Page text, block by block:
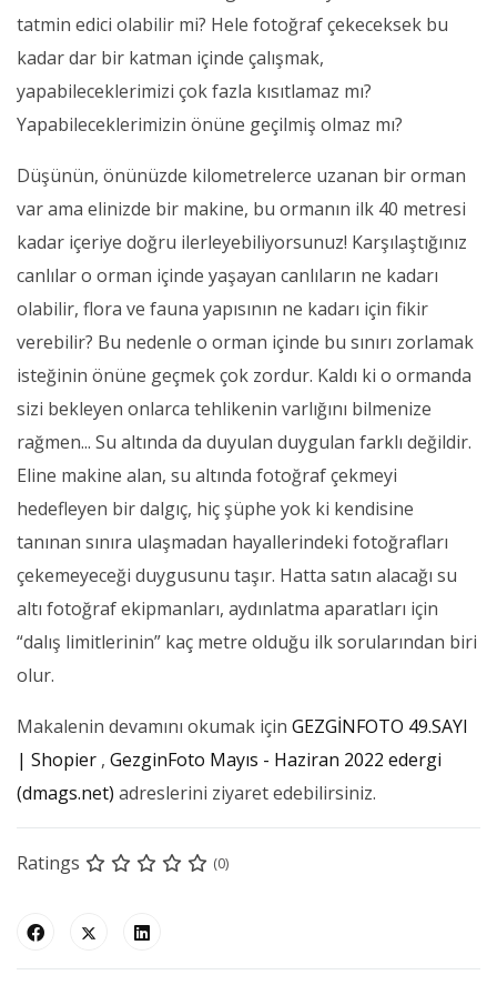
tatmin edici olabilir mi? Hele fotoğraf çekeceksek bu
kadar dar bir katman içinde çalışmak,
yapabileceklerimizi çok fazla kısıtlamaz mı?
Yapabileceklerimizin önüne geçilmiş olmaz mı?
Düşünün, önünüzde kilometrelerce uzanan bir orman
var ama elinizde bir makine, bu ormanın ilk 40 metresi
kadar içeriye doğru ilerleyebiliyorsunuz! Karşılaştığınız
canlılar o orman içinde yaşayan canlıların ne kadarı
olabilir, flora ve fauna yapısının ne kadarı için fikir
verebilir? Bu nedenle o orman içinde bu sınırı zorlamak
isteğinin önüne geçmek çok zordur. Kaldı ki o ormanda
sizi bekleyen onlarca tehlikenin varlığını bilmenize
rağmen... Su altında da duyulan duygulan farklı değildir.
Eline makine alan, su altında fotoğraf çekmeyi
hedefleyen bir dalgıç, hiç şüphe yok ki kendisine
tanınan sınıra ulaşmadan hayallerindeki fotoğrafları
çekemeyeceği duygusunu taşır. Hatta satın alacağı su
altı fotoğraf ekipmanları, aydınlatma aparatları için
“dalış limitlerinin” kaç metre olduğu ilk sorularından biri
olur.
Makalenin devamını okumak için GEZGİNFOTO 49.SAYI
| Shopier , GezginFoto Mayıs - Haziran 2022 edergi
(dmags.net) adreslerini ziyaret edebilirsiniz.
Ratings (0)